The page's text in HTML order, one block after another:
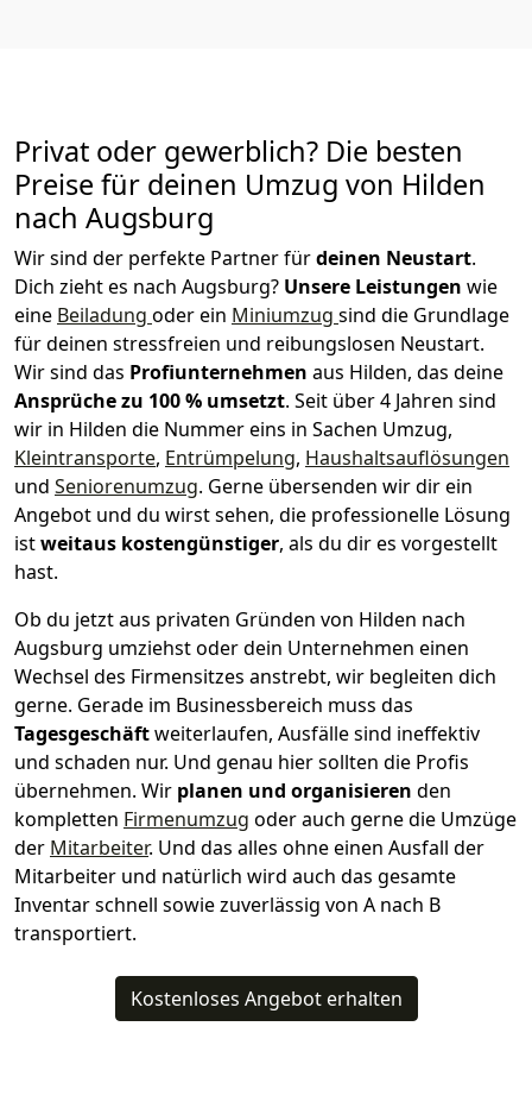
Privat oder gewerblich? Die besten
Preise für deinen Umzug von Hilden
nach Augsburg
Wir sind der perfekte Partner fürdeinen Neustart.
Dich zieht es nach Augsburg? Unsere Leistungen wie
eine Beiladung oder ein Miniumzug sind die Grundlage
für deinen stressfreien und reibungslosen Neustart.
Wir sind das Profiunternehmen aus Hilden, das deine
Ansprüche zu 100 % umsetzt. Seit über 4 Jahren sind
wir in Hilden die Nummer eins in Sachen Umzug,
Kleintransporte, Entrümpelung, Haushaltsauflösungen
und Seniorenumzug. Gerne übersenden wir dir ein
Angebot und du wirst sehen, die professionelle Lösung
istweitaus kostengünstiger, als du dir es vorgestellt
hast.
Ob du jetzt aus privaten Gründen von Hilden nach
Augsburg umziehst oder dein Unternehmen einen
Wechsel des Firmensitzes anstrebt, wir begleiten dich
gerne. Gerade im Businessbereich muss das
Tagesgeschäftweiterlaufen, Ausfälle sind ineffektiv
und schaden nur. Und genau hier sollten die Profis
übernehmen. Wir planen und organisieren den
kompletten Firmenumzug oder auch gerne die Umzüge
der Mitarbeiter. Und das alles ohne einen Ausfall der
Mitarbeiter und natürlich wird auch das gesamte
Inventar schnell sowie zuverlässig von A nach B
transportiert.
Kostenloses Angebot erhalten